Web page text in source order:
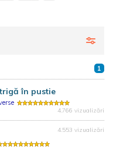
1
în pustie
4.766 vizualizări
4.553 vizualizări